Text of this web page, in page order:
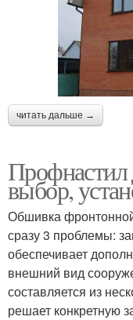
читать дальше →
выбор,
Обшивка
сразу 3 проблемы:
обеспечивает
внешний вид
составляется из
решает конкретную